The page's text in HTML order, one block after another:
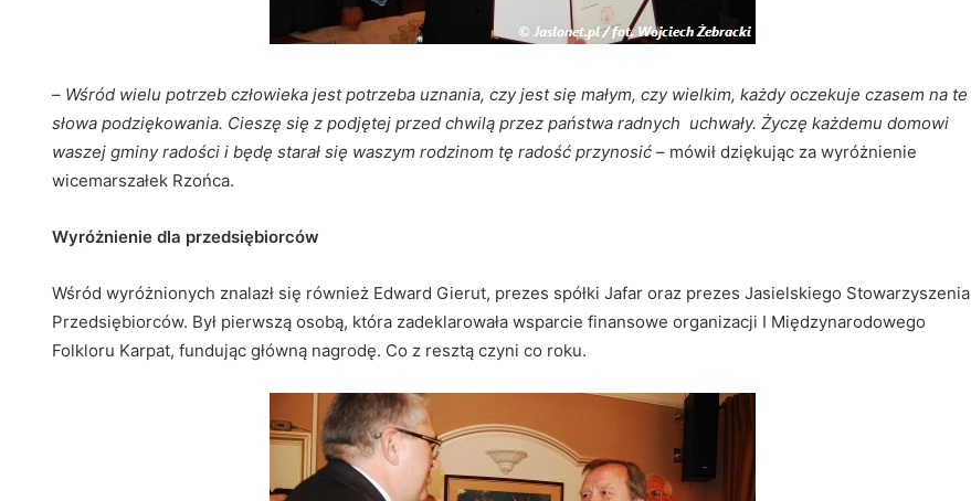
– Wśród wielu potrzeb człowieka jest potrzeba uznania, czy jest się małym, czy wielkim, każdy oczekuje czasem na te
słowa podziękowania. Cieszę się z podjętej przed chwilą przez państwa radnych uchwały. Życzę każdemu domowi
waszej gminy radości i będę starał się waszym rodzinom tę radość przynosić – mówił dziękując za wyróżnienie
wicemarszałek Rzońca.
Wyróżnienie dla przedsiębiorców
Wśród wyróżnionych znalazł się również Edward Gierut, prezes spółki Jafar oraz prezes Jasielskiego Stowarzyszenia
Przedsiębiorców. Był pierwszą osobą, która zadeklarowała wsparcie finansowe organizacji I Międzynarodowego
Folkloru Karpat, fundując główną nagrodę. Co z resztą czyni co roku.